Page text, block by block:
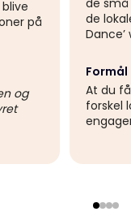
på
og
de
de
Dance’
Formål
At du
forskel